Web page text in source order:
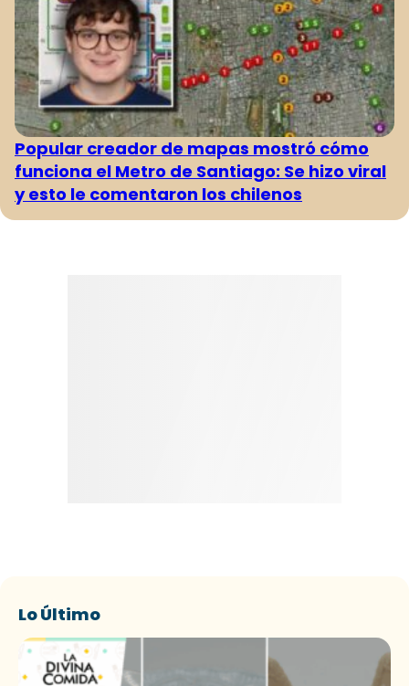
Popular creador de mapas mostró cómo
funciona el Metro de Santiago: Se hizo viral
y esto le comentaron los chilenos
Lo Último